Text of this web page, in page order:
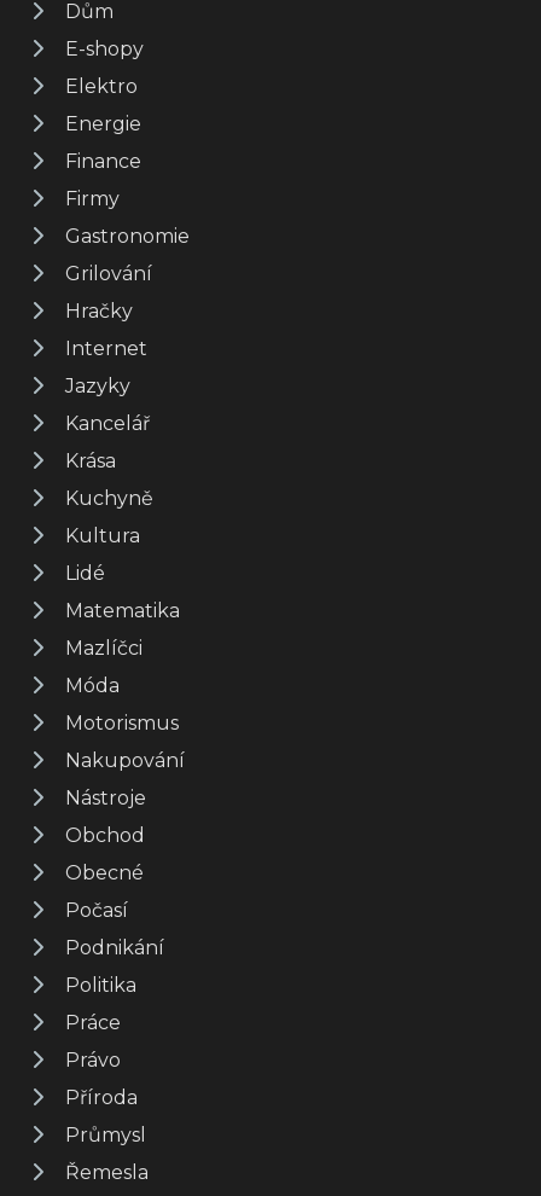
Dům
E-shopy
Elektro
Energie
Finance
Firmy
Gastronomie
Grilování
Hračky
Internet
Jazyky
Kancelář
Krása
Kuchyně
Kultura
Lidé
Matematika
Mazlíčci
Móda
Motorismus
Nakupování
Nástroje
Obchod
Obecné
Počasí
Podnikání
Politika
Práce
Právo
Příroda
Průmysl
Řemesla